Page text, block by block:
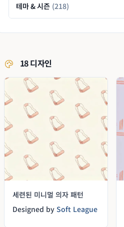
테마 & 시즌 (218)
18 디자인
세련된 미니멀 의자 패턴
Designed by Soft League